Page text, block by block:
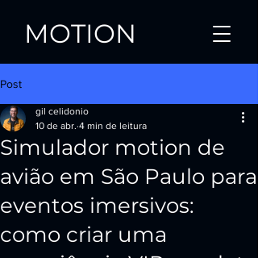
MOTION
Post
Simulador motion de
avião em São Paulo para
eventos imersivos:
como criar uma
gil celidonio
10 de abr. 4 min de leitura